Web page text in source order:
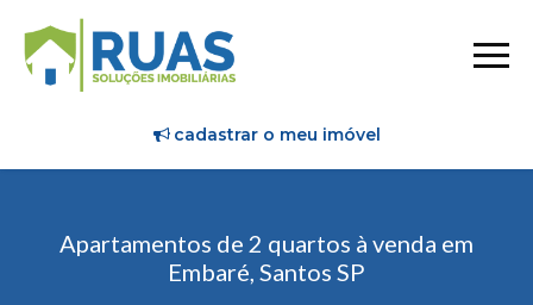
cadastrar o meu imóvel
Apartamentos de 2 quartos à venda em
Embaré, Santos SP